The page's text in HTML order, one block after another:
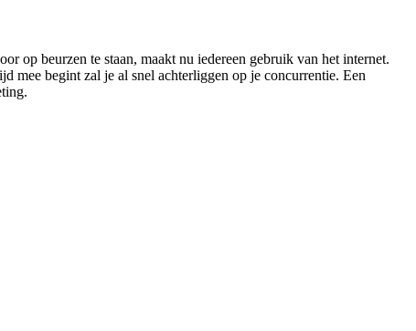
op beurzen te staan, maakt nu iedereen gebruik van het internet.
mee begint zal je al snel achterliggen op je concurrentie. Een